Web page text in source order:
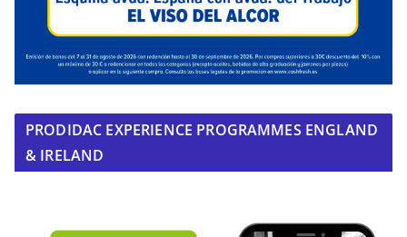
PRODIDAC EXPERIENCE PROGRAMMES ENGLAND
& IRELAND